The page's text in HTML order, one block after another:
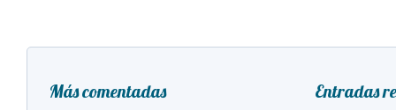
Más comentadas Entradas